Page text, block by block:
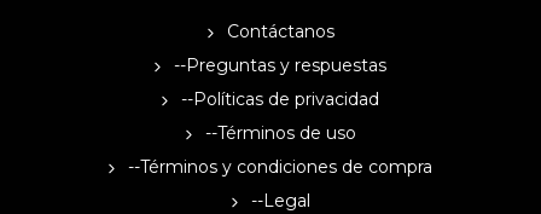
Contáctanos
--Preguntas y respuestas
--Políticas de privacidad
--Términos de uso
--Términos y condiciones de compra
--Legal